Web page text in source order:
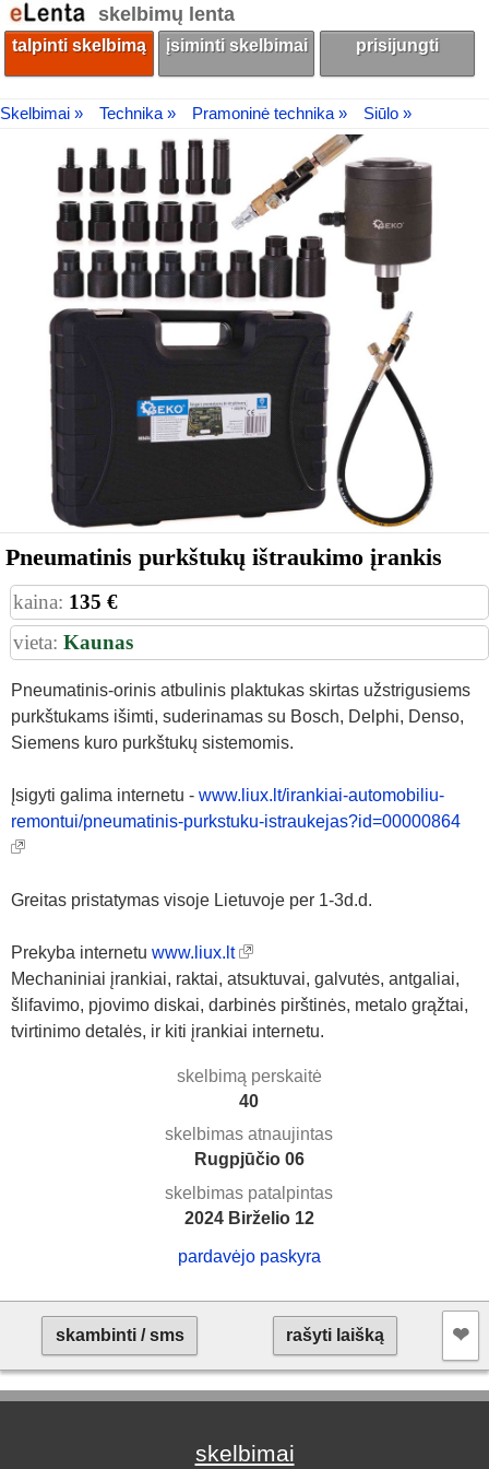
skelbimų lenta
talpinti skelbimą įsiminti skelbimai prisijungti
Skelbimai » Technika » Pramoninė technika » Siūlo »
Pneumatinis purkštukų ištraukimo įrankis
kaina: 135 €
vieta: Kaunas
Pneumatinis-orinis atbulinis plaktukas skirtas užstrigusiems
purkštukams išimti, suderinamas su Bosch, Delphi, Denso,
Siemens kuro purkštukų sistemomis.
Įsigyti galima internetu - www.liux.lt/irankiai-automobiliu-
remontui/pneumatinis-purkstuku-istraukejas?id=00000864
Greitas pristatymas visoje Lietuvoje per 1-3d.d.
Prekyba internetu www.liux.lt
Mechaniniai įrankiai, raktai, atsuktuvai, galvutės, antgaliai,
šlifavimo, pjovimo diskai, darbinės pirštinės, metalo grąžtai,
tvirtinimo detalės, ir kiti įrankiai internetu.
skelbimą perskaitė
40
skelbimas atnaujintas
Rugpjūčio 06
skelbimas patalpintas
2024 Birželio 12
pardavėjo paskyra
skambinti / sms rašyti laišką ❤︎
skelbimai